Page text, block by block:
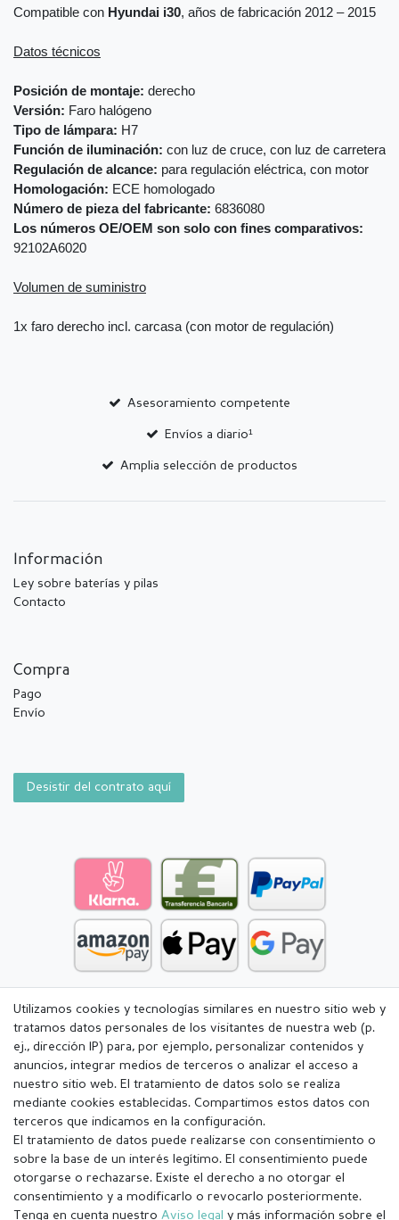
Compatible con Hyundai i30, años de fabricación 2012 – 2015
Datos técnicos
Posición de montaje: derecho
Versión: Faro halógeno
Tipo de lámpara: H7
Función de iluminación: con luz de cruce, con luz de carretera
Regulación de alcance: para regulación eléctrica, con motor
Homologación: ECE homologado
Número de pieza del fabricante: 6836080
Los números OE/OEM son solo con fines comparativos:
92102A6020
Volumen de suministro
1x faro derecho incl. carcasa (con motor de regulación)
Asesoramiento competente
Envíos a diario¹
Amplia selección de productos
Información
Ley sobre baterías y pilas
Contacto
Compra
Pago
Envío
Desistir del contrato aquí
Utilizamos cookies y tecnologías similares en nuestro sitio web y
tratamos datos personales de los visitantes de nuestra web (p.
ej., dirección IP) para, por ejemplo, personalizar contenidos y
anuncios, integrar medios de terceros o analizar el acceso a
nuestro sitio web. El tratamiento de datos solo se realiza
mediante cookies establecidas. Compartimos estos datos con
terceros que indicamos en la configuración.
El tratamiento de datos puede realizarse con consentimiento o
sobre la base de un interés legítimo. El consentimiento puede
otorgarse o rechazarse. Existe el derecho a no otorgar el
consentimiento y a modificarlo o revocarlo posteriormente.
Tenga en cuenta nuestro Aviso legal y más información sobre el